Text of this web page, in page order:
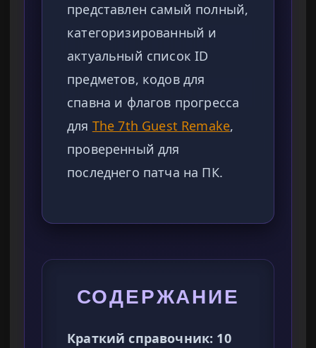
представлен самый полный,
категоризированный и
актуальный список ID
предметов, кодов для
спавна и флагов прогресса
для The 7th Guest Remake,
проверенный для
последнего патча на ПК.
СОДЕРЖАНИЕ
Краткий справочник: 10